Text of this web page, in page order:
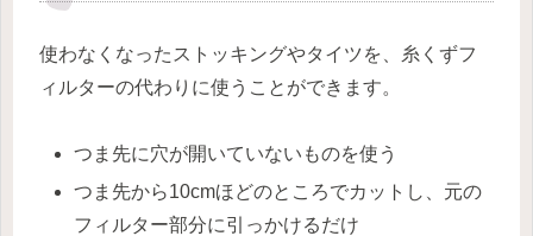
使わなくなったストッキングやタイツを、糸くずフ
ィルターの代わりに使うことができます。
つま先に穴が開いていないものを使う
つま先から10cmほどのところでカットし、元の
フィルター部分に引っかけるだけ